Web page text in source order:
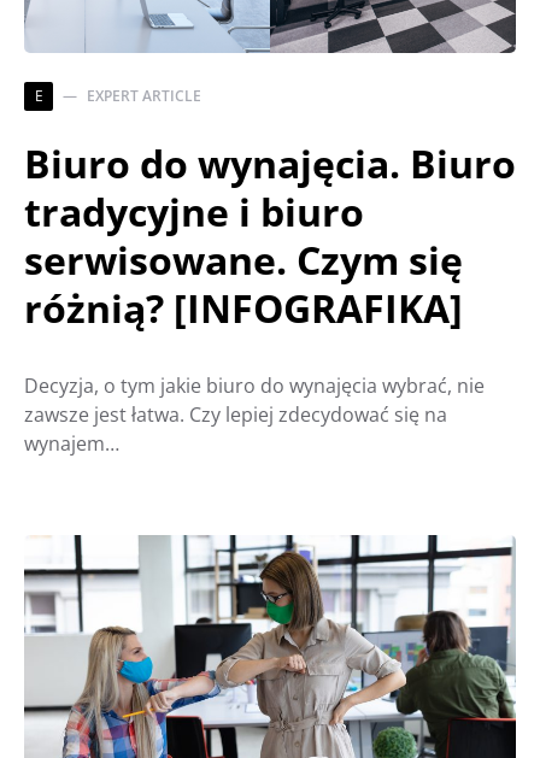
E EXPERT ARTICLE
Biuro do wynajęcia. Biuro
tradycyjne i biuro
serwisowane. Czym się
różnią? [INFOGRAFIKA]
Decyzja, o tym jakie biuro do wynajęcia wybrać, nie
zawsze jest łatwa. Czy lepiej zdecydować się na
wynajem…